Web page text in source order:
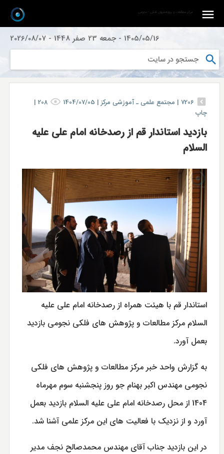
1405/05/16
-جمعه 23 صفر 1448 -
2026/08/07
مرکز مطالعات و پژوهشهای فلکی - نجومی
7206
| مجتمع علمی ـ آموزشی مركز | 1404/07/05
208
|
چاپ
بازدید استاندار قم از رصدخانه امام علی علیه
السلام
استاندار قم با هیئت همراه از رصدخانه امام علی علیه
السلام مرکز مطالعات و پژوهش های فلکی نجومی بازدید
بعمل آورد.
به گزارش واحد خبر مرکز مطالعات و پژوهش های فلکی
نجومی مهندس اکبر بهنام جو روز پنجشنبه سوم مهرماه
1404 از محل رصدخانه امام علی علیه السلام بازدید بعمل
آورد و از نزدیک با فعالیت های این مرکز علمی آشنا شد.
در این بازدید جناب آقای مهندس محمدصالح نجف مدیر